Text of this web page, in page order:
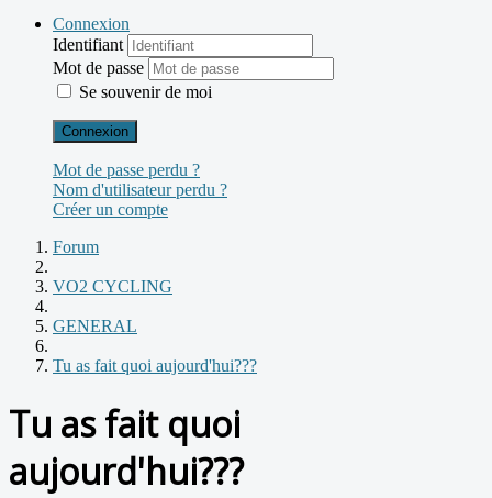
Connexion
Identifiant
Mot de passe
Se souvenir de moi
Connexion
Mot de passe perdu ?
Nom d'utilisateur perdu ?
Créer un compte
Forum
VO2 CYCLING
GENERAL
Tu as fait quoi aujourd'hui???
Tu as fait quoi
aujourd'hui???